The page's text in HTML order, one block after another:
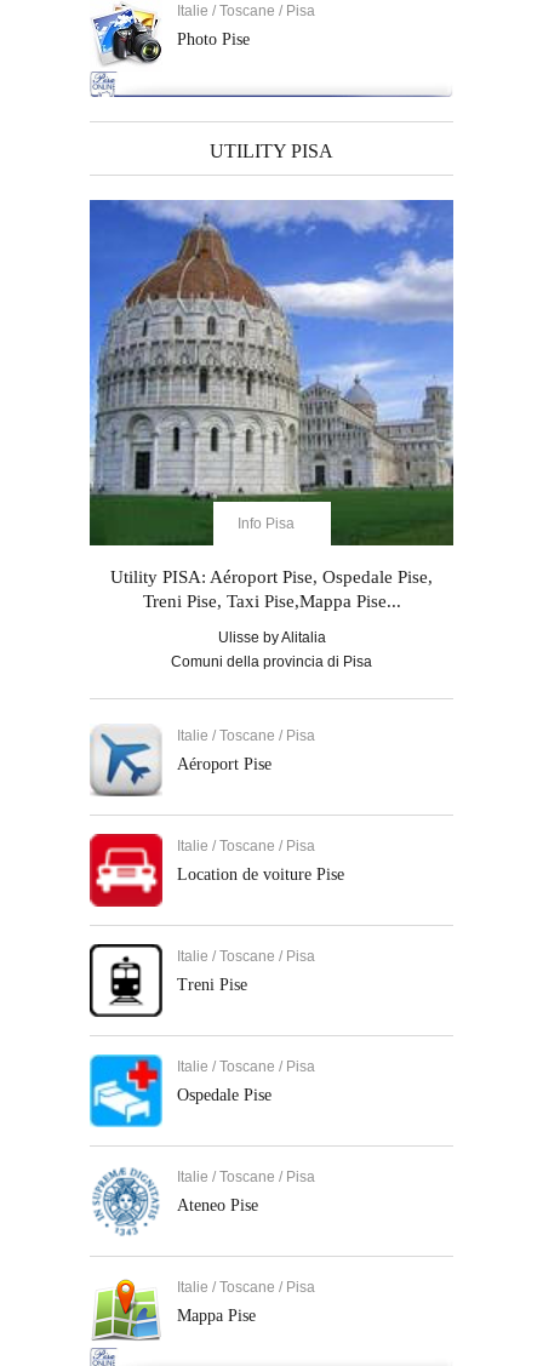
Italie / Toscane / Pisa
Photo Pise
UTILITY PISA
Info Pisa
Utility PISA: Aéroport Pise, Ospedale Pise,
Treni Pise, Taxi Pise,Mappa Pise...
Ulisse by Alitalia
Comuni della provincia di Pisa
Italie / Toscane / Pisa
Aéroport Pise
Italie / Toscane / Pisa
Location de voiture Pise
Italie / Toscane / Pisa
Treni Pise
Italie / Toscane / Pisa
Ospedale Pise
Italie / Toscane / Pisa
Ateneo Pise
Italie / Toscane / Pisa
Mappa Pise